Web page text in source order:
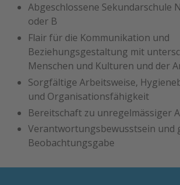
Abgeschlossene Sekundarschule
oder B
Flair für die Kommunikation und
Beziehungsgestaltung mit
Menschen und Kulturen und der
Sorgfältige Arbeitsweise,
und Organisationsfähigkeit
Bereitschaft zu unregelmässiger
Verantwortungsbewusstsein und
Beobachtungsgabe